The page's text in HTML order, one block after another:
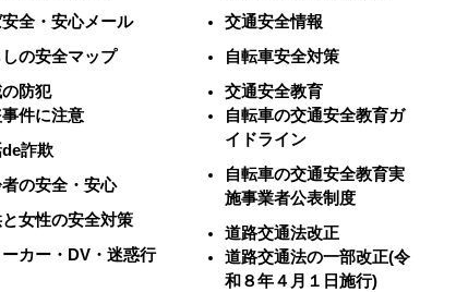
全・安心メール
しの安全マップ
防犯
件に注意
詐欺
の安全・安心
女性の安全対策
カー・DV・迷惑行
交通安全情報
自転車安全対策
交通安全教育
自転車の交通安全教育ガ
イドライン
自転車の交通安全教育実
施事業者公表制度
道路交通法改正
道路交通法の一部改正(令
和８年４月１日施行)